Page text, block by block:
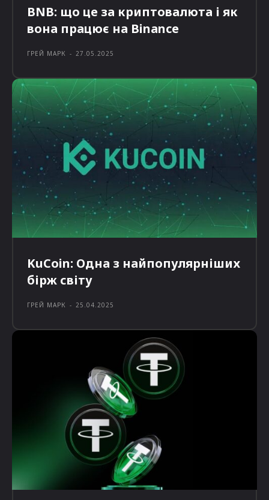
BNB: що це за криптовалюта і як
вона працює на Binance
ГРЕЙ МАРК - 27.05.2025
KuCoin: Одна з найпопулярніших
бірж світу
ГРЕЙ МАРК - 25.04.2025